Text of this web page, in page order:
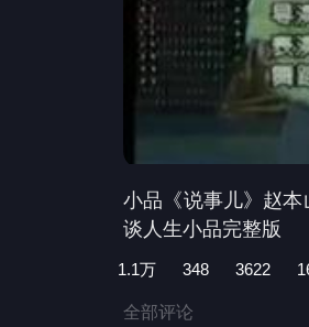
小品《说事儿》赵
谈人生小品完整版
1.1万 348 3622
全部评论